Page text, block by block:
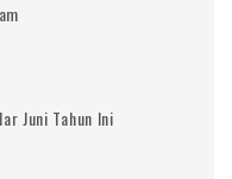
Juni Tahun Ini